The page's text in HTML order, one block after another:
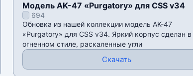
Модель AK-47 «Purgatory» для CSS v34
694
Обновка из нашей коллекции модель AK-47
«Purgatory» для CSS v34. Яркий корпус сделан в
огненном стиле, раскаленные угли
Скачать